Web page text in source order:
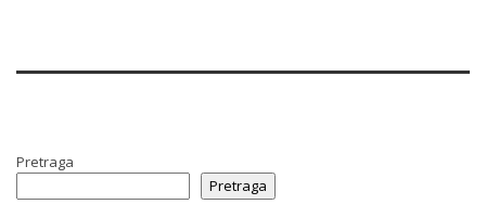
Pretraga
Pretraga